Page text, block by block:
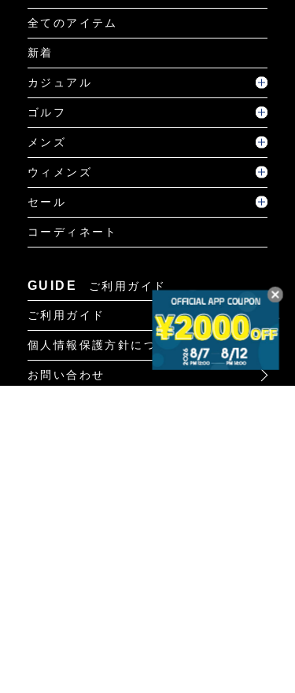
全てのアイテム
新着
カジュアル
ゴルフ
メンズ
ウィメンズ
セール
コーディネート
GUIDE ご利用ガイド
ご利用ガイド
個人情報保護方針について
お問い合わせ